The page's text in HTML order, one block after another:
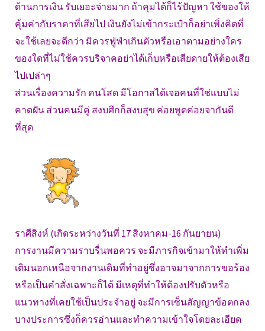
ด้านการเงิน รับเยอะจ่ายมาก ถ้าคุมได้ก็ไร้ปัญหา ใช้ของให้
คุ้มค่ากับราคาที่เสียไป เงินยังไม่เข้ากระเป๋าก็อย่าเพิ่งคิดที่
จะใช้เลยจะดีกว่า มิควรฟู่ฟ่าเกินตัวหรือเอาตามอย่างใคร
ของใดที่ไม่ใช้ควรบริจาคอย่าได้เก็บหรือเสียดายให้ต้องเสีย
ไปเปล่าๆ
ส่วนเรื่องความรัก คนโสด มีโอกาสได้เจอคนที่ใช่แบบไม่
คาดฝัน ส่วนคนมีคู่ สงบศึกก็สงบสุข ค่อยพูดค่อยจากันดี
ที่สุด
ราศีสิงห์ (เกิดระหว่างวันที่ 17 สิงหาคม-16 กันยายน)
การงานมีความราบรื่นพอควร จะมีภารกิจเข้ามาให้ทำเพิ่ม
เติมนอกเหนือจากงานเดิมที่ทำอยู่ซึ่งอาจมาจากการขอร้อง
หรือเป็นคำสั่งเฉพาะก็ได้ มีเหตุที่ทำให้ต้องปรับตัวหรือ
แนวทางที่เคยใช้เป็นประจำอยู่ จะมีการเซ็นสัญญาข้อตกลง
บางประการซึ่งก็ควรอ่านและทำความเข้าใจโดยละเอียด